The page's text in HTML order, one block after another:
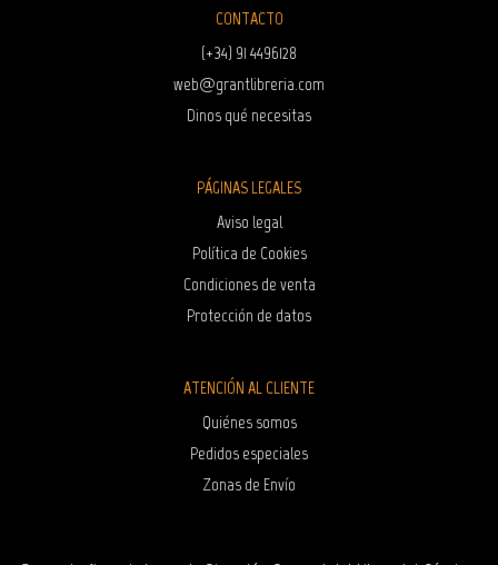
CONTACTO
(+34) 91 4496128
web@grantlibreria.com
Dinos qué necesitas
PÁGINAS LEGALES
Aviso legal
Política de Cookies
Condiciones de venta
Protección de datos
ATENCIÓN AL CLIENTE
Quiénes somos
Pedidos especiales
Zonas de Envío